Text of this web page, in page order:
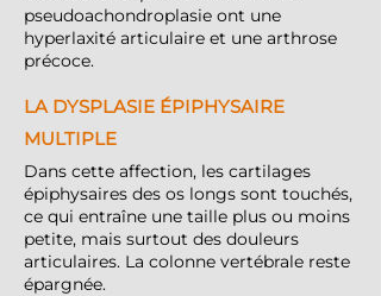
pseudoachondroplasie ont une
hyperlaxité articulaire et une arthrose
précoce.
LA DYSPLASIE ÉPIPHYSAIRE
MULTIPLE
Dans cette affection, les cartilages
épiphysaires des os longs sont touchés,
ce qui entraîne une taille plus ou moins
petite, mais surtout des douleurs
articulaires. La colonne vertébrale reste
épargnée.